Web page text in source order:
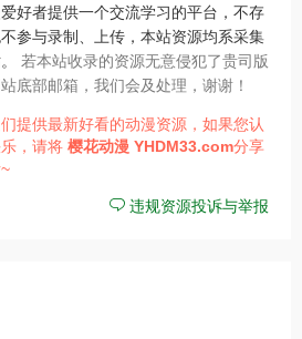
好者提供一个交流学习的平台，不存
参与录制、上传，本站资源均系采集
若本站收录的资源无意侵犯了贵司版
底部邮箱，我们会及处理，谢谢！
提供最新好看的动漫资源，如果您认
，请将 樱花动漫 YHDM33.com分享
违规资源投诉与举报